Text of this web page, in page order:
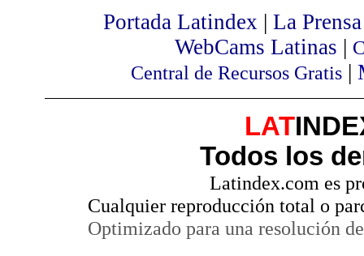
Portada Latindex| La
WebCams Latinas |
Central de Recursos Gratis |
LAT
Todos los
Latindex.com es
Cualquier reproducción total o
Optimizado para una resolución